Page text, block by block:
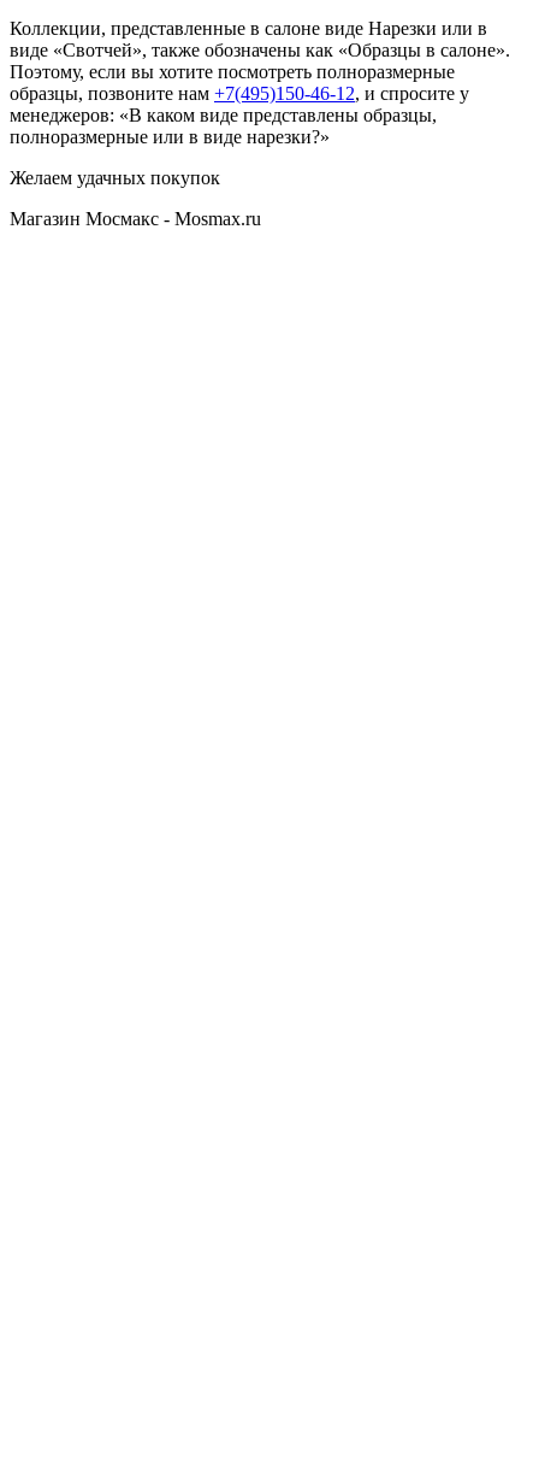
Коллекции, представленные в салоне виде Нарезки или в
виде «Свотчей», также обозначены как «Образцы в салоне».
Поэтому, если вы хотите посмотреть полноразмерные
образцы, позвоните нам +7(495)150-46-12, и спросите у
менеджеров: «В каком виде представлены образцы,
полноразмерные или в виде нарезки?»
Желаем удачных покупок
Магазин Мосмакс - Mosmax.ru